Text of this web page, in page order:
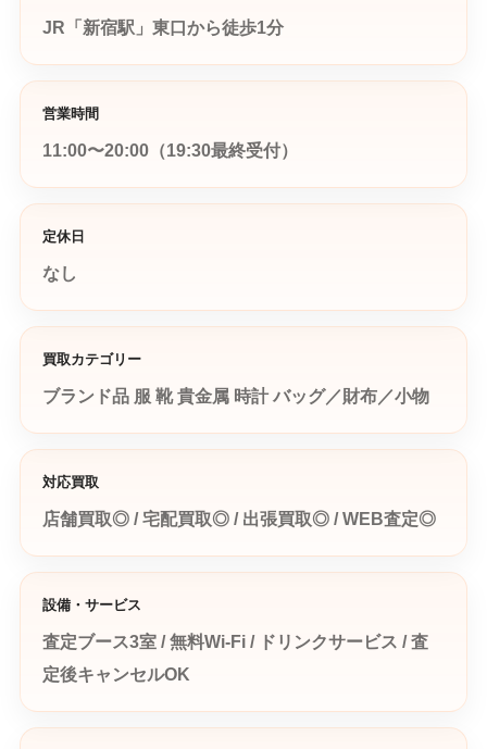
JR「新宿駅」東口から徒歩1分
営業時間
11:00〜20:00（19:30最終受付）
定休日
なし
買取カテゴリー
ブランド品 服 靴 貴金属 時計 バッグ／財布／小物
対応買取
店舗買取◎ / 宅配買取◎ / 出張買取◎ / WEB査定◎
設備・サービス
査定ブース3室 / 無料Wi-Fi / ドリンクサービス / 査
定後キャンセルOK